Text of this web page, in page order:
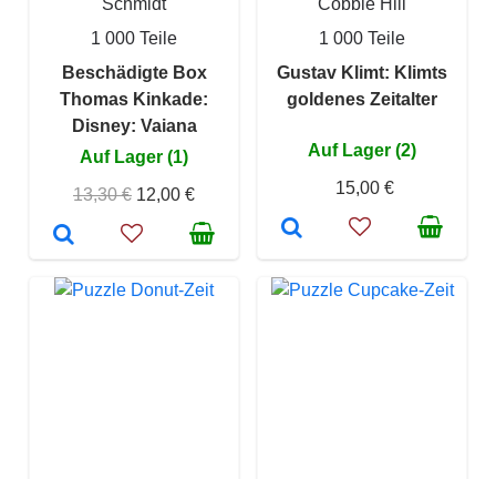
Schmidt
1 000 Teile
Beschädigte Box
Thomas Kinkade:
Disney: Vaiana
Auf Lager (1)
13,30 € 12,00 €
Cobble Hill
1 000 Teile
Gustav Klimt: Klimts
goldenes Zeitalter
Auf Lager (2)
15,00 €